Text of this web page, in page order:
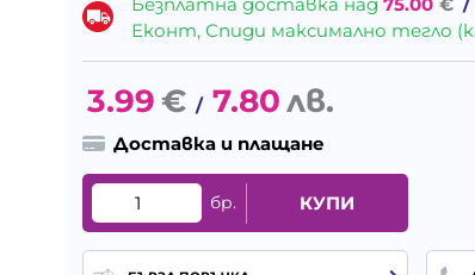
Еконт, Спиди максимално тегло
3.99€ / 7.80лв.
Доставка и плащане
бр. КУПИ